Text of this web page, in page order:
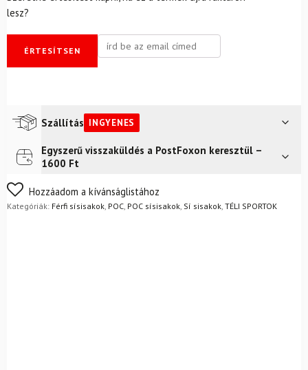
lesz?
ÉRTESÍTSEN
Szállítás INGYENES
Futár a címreIngyenes
FoxPost
Egyszerű visszaküldés a PostFoxon keresztül –
1600 Ft
Nem biztos a választásában? Semmi gond – a terméket
egyszerűen visszaküldheti 14 napon belül, indoklás nélkül.
Hozzáadom a kívánságlistához
Kategóriák: Férfi sísisakok, POC, POC sísisakok, Sí sisakok, TÉLI SPORTOK